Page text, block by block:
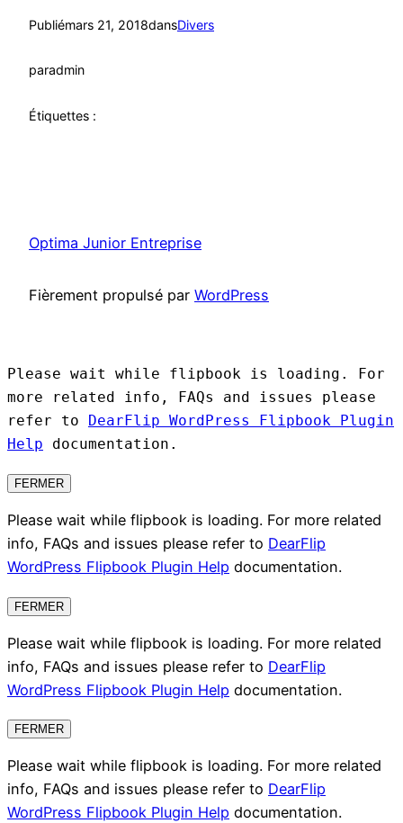
Publiémars 21, 2018dansDivers
paradmin
Étiquettes :
Optima Junior Entreprise
Fièrement propulsé par WordPress
Please wait while flipbook is loading. For
more related info, FAQs and issues please
refer to DearFlip WordPress Flipbook Plugin
Help documentation.
FERMER
Please wait while flipbook is loading. For more related
info, FAQs and issues please refer to DearFlip
WordPress Flipbook Plugin Help documentation.
FERMER
Please wait while flipbook is loading. For more related
info, FAQs and issues please refer to DearFlip
WordPress Flipbook Plugin Help documentation.
FERMER
Please wait while flipbook is loading. For more related
info, FAQs and issues please refer to DearFlip
WordPress Flipbook Plugin Help documentation.